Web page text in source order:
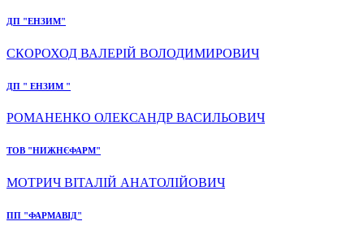
ДП "ЕНЗИМ"
СКОРОХОД ВАЛЕРІЙ ВОЛОДИМИРОВИЧ
ДП " ЕНЗИМ "
РОМАНЕНКО ОЛЕКСАНДР ВАСИЛЬОВИЧ
ТОВ "НИЖНЄФАРМ"
МОТРИЧ ВІТАЛІЙ АНАТОЛІЙОВИЧ
ПП "ФАРМАВІД"